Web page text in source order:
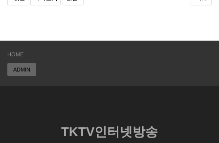
HOME
ADMIN
TKTV인터넷방송